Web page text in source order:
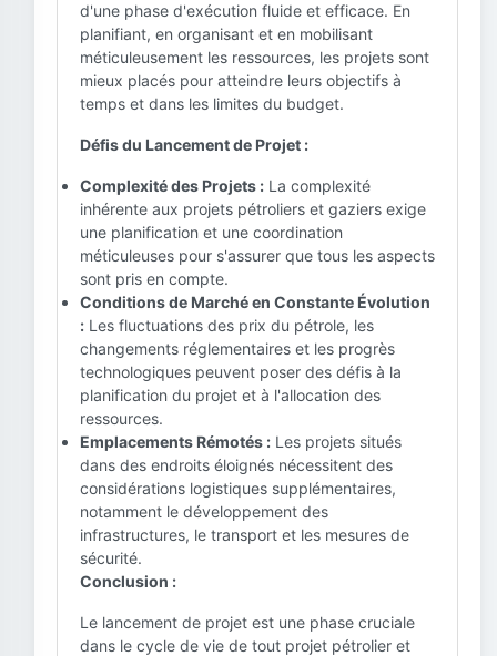
d'une phase d'exécution fluide et efficace. En
planifiant, en organisant et en mobilisant
méticuleusement les ressources, les projets sont
mieux placés pour atteindre leurs objectifs à
temps et dans les limites du budget.
Défis du Lancement de Projet :
Complexité des Projets : La complexité
inhérente aux projets pétroliers et gaziers exige
une planification et une coordination
méticuleuses pour s'assurer que tous les aspects
sont pris en compte.
Conditions de Marché en Constante Évolution
: Les fluctuations des prix du pétrole, les
changements réglementaires et les progrès
technologiques peuvent poser des défis à la
planification du projet et à l'allocation des
ressources.
Emplacements Rémotés : Les projets situés
dans des endroits éloignés nécessitent des
considérations logistiques supplémentaires,
notamment le développement des
infrastructures, le transport et les mesures de
sécurité.
Conclusion :
Le lancement de projet est une phase cruciale
dans le cycle de vie de tout projet pétrolier et